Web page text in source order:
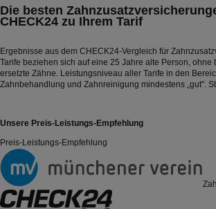
Die besten
CHECK24 zu Ihrem Tarif
Ergebnisse aus dem CHECK24-Vergleich für
Tarife beziehen sich auf eine 25 Jahre alte Person, ohne
ersetzte Zähne. Leistungsniveau aller Tarife in den
Zahnbehandlung und Zahnreinigung mindestens „gut".
Unsere Preis-Leistungs-Empfehlung
Preis-Leistungs-Empfehlung